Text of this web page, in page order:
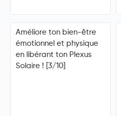
Améliore ton bien-être
émotionnel et physique
en libérant ton Plexus
Solaire ! [3/10]